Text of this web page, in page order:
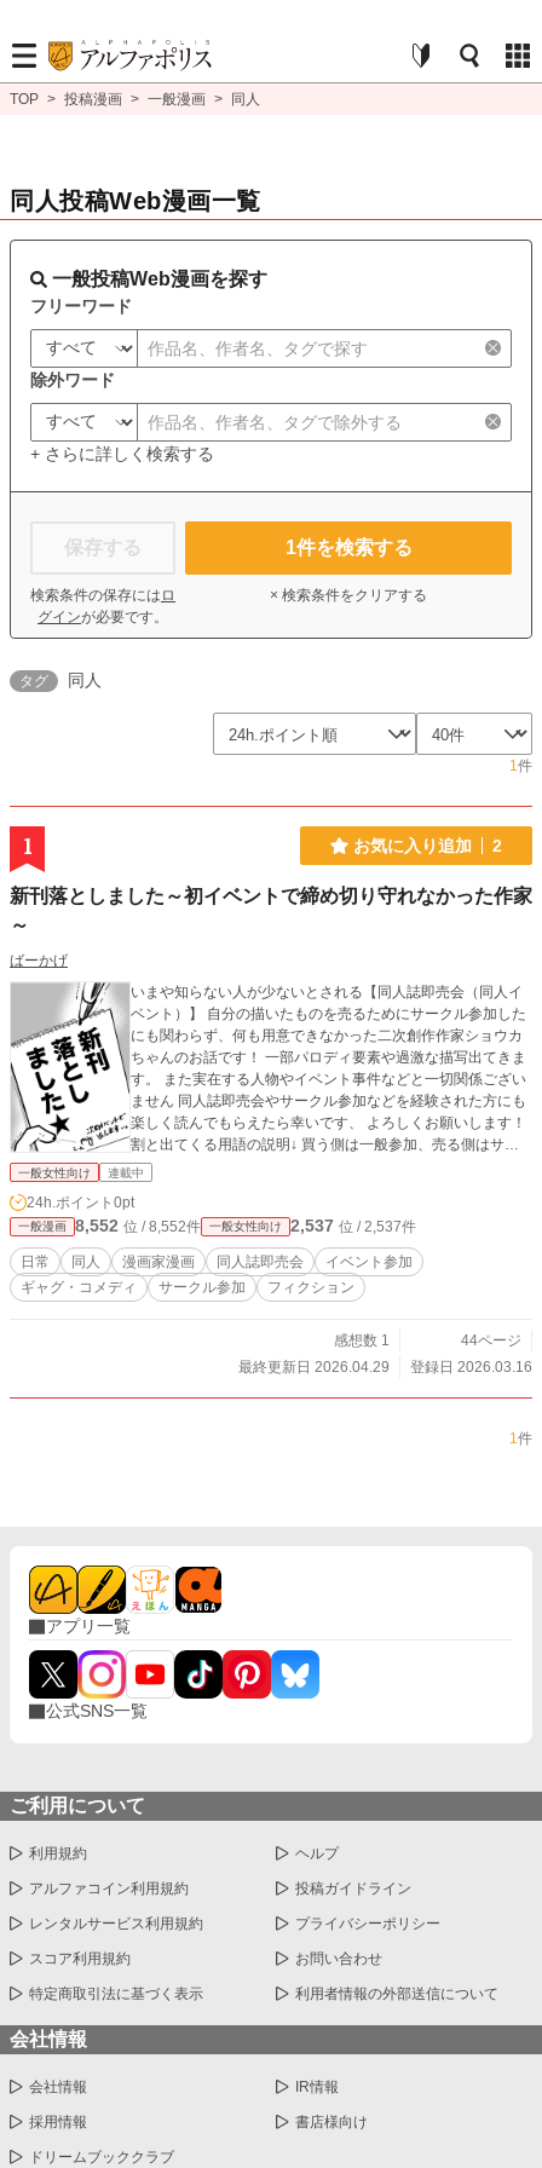
TOP > 投稿漫画 > 一般漫画 > 同人
同人投稿Web漫画一覧
一般投稿Web漫画を探す
フリーワード
除外ワード
+ さらに詳しく検索する
保存する
検索条件の保存には ロ
グインが必要です。
1件を検索する
× 検索条件をクリアする
タグ 同人
1件
1 お気に入り追加 2
新刊落としました～初イベントで締め切り守れなかった作家
～
ばーかげ
いまや知らない人が少ないとされる【同人誌即売会（同人イ
ベント）】 自分の描いたものを売るためにサークル参加した
にも関わらず、何も用意できなかった二次創作作家ショウカ
ちゃんのお話です！ 一部パロディ要素や過激な描写出てきま
す。 また実在する人物やイベント事件などと一切関係ござい
ません 同人誌即売会やサークル参加などを経験された方にも
楽しく読んでもらえたら幸いです、 よろしくお願いします！
割と出てくる用語の説明↓ 買う側は一般参加、売る側はサー
クル参加 二次創作…原作のあるキャラクターや設定を使って
一般女性向け 連載中
24h.ポイント 0pt
一般漫画 8,552 位 / 8,552件 一般女性向け 2,537 位 / 2,537件
日常 同人 漫画家漫画 同人誌即売会
イベント参加
ギャグ・コメディ
サークル参加 フィクション
感想数 1
44ページ
最終更新日 2026.04.29
登録日 2026.03.16
1件
アプリ一覧
公式SNS一覧
ご利用について
利用規約 ヘルプ
アルファコイン利用規約 投稿ガイドライン
レンタルサービス利用規約 プライバシーポリシー
スコア利用規約 お問い合わせ
特定商取引法に基づく表示 利用者情報の外部送信について
会社情報
会社情報 IR情報
採用情報 書店様向け
ドリームブッククラブ